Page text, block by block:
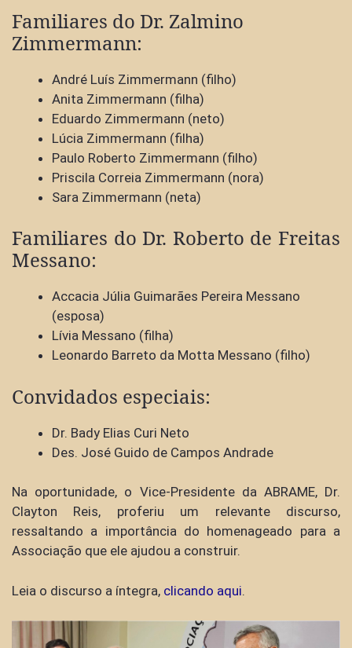
Familiares do Dr. Zalmino
Zimmermann:
André Luís Zimmermann (filho)
Anita Zimmermann (filha)
Eduardo Zimmermann (neto)
Lúcia Zimmermann (filha)
Paulo Roberto Zimmermann (filho)
Priscila Correia Zimmermann (nora)
Sara Zimmermann (neta)
Familiares do Dr. Roberto de Freitas
Messano:
Accacia Júlia Guimarães Pereira Messano
(esposa)
Lívia Messano (filha)
Leonardo Barreto da Motta Messano (filho)
Convidados especiais:
Dr. Bady Elias Curi Neto
Des. José Guido de Campos Andrade
Na oportunidade, o Vice-Presidente da ABRAME, Dr.
Clayton Reis, proferiu um relevante discurso,
ressaltando a importância do homenageado para a
Associação que ele ajudou a construir.
Leia o discurso a íntegra, clicando aqui.